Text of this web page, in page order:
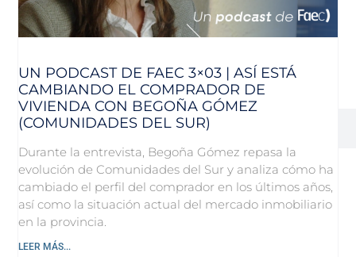
UN PODCAST DE FAEC 3×03 | ASÍ ESTÁ
CAMBIANDO EL COMPRADOR DE
VIVIENDA CON BEGOÑA GÓMEZ
(COMUNIDADES DEL SUR)
Durante la entrevista, Begoña Gómez repasa la
evolución de Comunidades del Sur y analiza cómo ha
cambiado el perfil del comprador en los últimos años,
así como la situación actual del mercado inmobiliario
en la provincia.
LEER MÁS...